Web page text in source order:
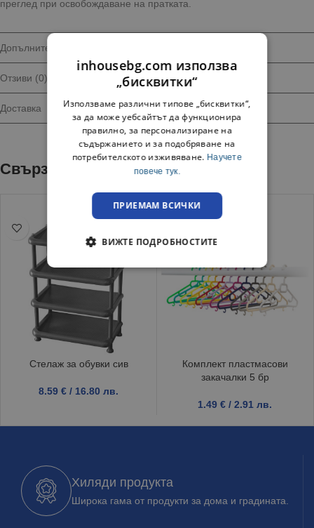
преглед при освобождаване на пратката.
Допълнителна информация
Отзиви (0)
Доставка
Свързани продукти
Стелаж за обувки сив
8.59 € / 16.80 лв.
Комплект пластмасови
закачалки 5 бр
1.49 € / 2.91 лв.
Хиляди продукта
Широка гама от продукти за дома и градината.
inhousebg.com използва
„бисквитки“
Използваме различни типове „бисквитки“,
за да може уебсайтът да функционира
правилно, за персонализиране на
съдържанието и за подобряване на
потребителското изживяване. Научете
повече тук.
ПРИЕМАМ ВСИЧКИ
ВИЖТЕ ПОДРОБНОСТИТЕ